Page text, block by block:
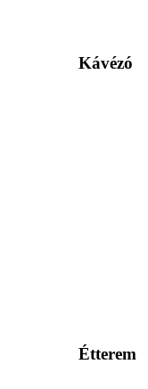
Kávézó
Étterem